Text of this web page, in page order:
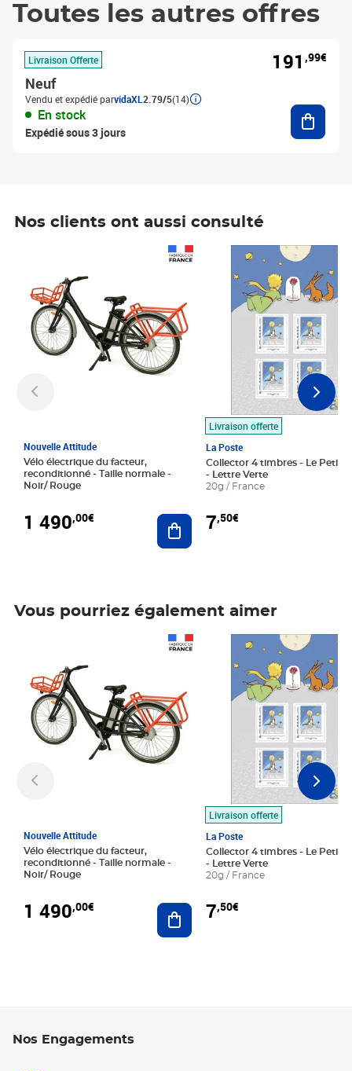
Toutes les autres offres
Livraison Offerte
Neuf
Vendu et expédié parvidaXL 2.79/5(14)
En stock
Expédié sous 3 jours
191 ,99€
Nos clients ont aussi consulté
Nouvelle Attitude
Vélo électrique du facteur,
reconditionné - Taille normale -
Noir/ Rouge
1 490,00€ Ajouter au panier
Livraison offerte
La Poste
Collector 4 timbres - Le Petit
- Lettre Verte
20g / France
7,50€
Prix 7,50€
Vous pourriez également aimer
Nouvelle Attitude
Vélo électrique du facteur,
reconditionné - Taille normale -
Noir/ Rouge
1 490,00€ Ajouter au panier
Livraison offerte
La Poste
Collector 4 timbres - Le Petit
- Lettre Verte
20g / France
7,50€
Prix 7,50€
Nos Engagements